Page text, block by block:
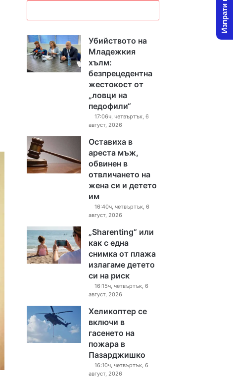
Убийството на
Младежкия
хълм:
безпрецедентна
жестокост от
„ловци на
педофили“
17:06ч, четвъртък, 6
август, 2026
Оставиха в
ареста мъж,
обвинен в
отвличането на
жена си и детето
им
16:40ч, четвъртък, 6
август, 2026
„Sharenting“ или
как с една
снимка от плажа
излагаме детето
си на риск
16:15ч, четвъртък, 6
август, 2026
Хеликоптер се
включи в
гасенето на
пожара в
Пазарджишко
16:10ч, четвъртък, 6
август, 2026